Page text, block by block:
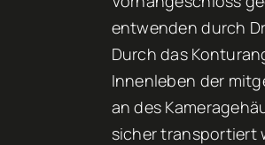
entwenden durch
Durch das
Innenleben der
an des
sicher transportiert